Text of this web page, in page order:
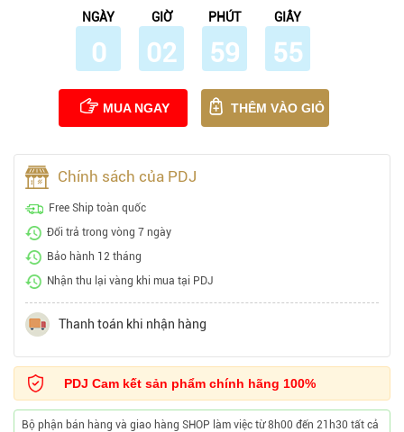
NGÀY
0
GIỜ
02
PHÚT
59
GIÂY
55
MUA NGAY THÊM VÀO GIỎ
Chính sách của PDJ
Free Ship toàn quốc
Đổi trả trong vòng 7 ngày
Bảo hành 12 tháng
Nhận thu lại vàng khi mua tại PDJ
Thanh toán khi nhận hàng
PDJ Cam kết sản phẩm chính hãng 100%
Bộ phận bán hàng và giao hàng SHOP làm việc từ 8h00 đến 21h30 tất cả